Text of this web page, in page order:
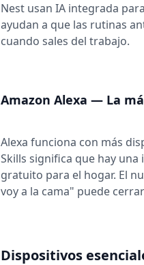
Nest usan IA integrada
ayudan a que las rutinas
cuando sales del trabajo.
Amazon Alexa — La
Alexa funciona con más
Skills significa que hay
gratuito para el hogar. El
voy a la cama" puede
Dispositivos